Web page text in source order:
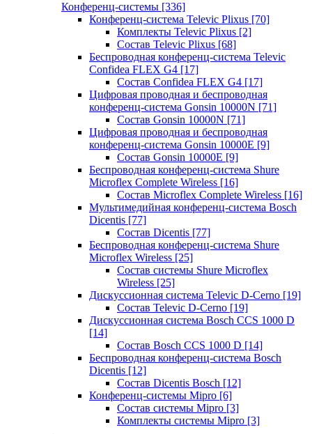
Конференц-системы [336]
Конференц-система Televic Plixus [70]
Комплекты Televic Plixus [2]
Состав Televic Plixus [68]
Беспроводная конференц-система Televic
Confidea FLEX G4 [17]
Состав Confidea FLEX G4 [17]
Цифровая проводная и беспроводная
конференц-система Gonsin 10000N [71]
Состав Gonsin 10000N [71]
Цифровая проводная и беспроводная
конференц-система Gonsin 10000E [9]
Состав Gonsin 10000E [9]
Беспроводная конференц-система Shure
Microflex Complete Wireless [16]
Состав Microflex Complete Wireless [16]
Мультимедийная конференц-система Bosch
Dicentis [77]
Состав Dicentis [77]
Беспроводная конференц-система Shure
Microflex Wireless [25]
Состав системы Shure Microflex
Wireless [25]
Дискуссионная система Televic D-Cerno [19]
Состав Televic D-Cerno [19]
Дискуссионная система Bosch CCS 1000 D
[14]
Состав Bosch CCS 1000 D [14]
Беспроводная конференц-система Bosch
Dicentis [12]
Состав Dicentis Bosch [12]
Конференц-системы Mipro [6]
Состав системы Mipro [3]
Комплекты системы Mipro [3]